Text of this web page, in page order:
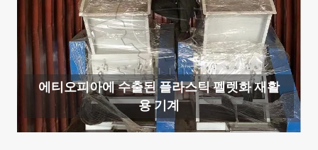
에티오피아에 수출된 플라스틱 펠렛화 재활
용 기계